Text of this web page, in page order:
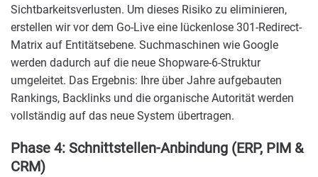
Sichtbarkeitsverlusten. Um dieses Risiko zu eliminieren,
erstellen wir vor dem Go-Live eine lückenlose 301-Redirect-
Matrix auf Entitätsebene. Suchmaschinen wie Google
werden dadurch auf die neue Shopware-6-Struktur
umgeleitet. Das Ergebnis: Ihre über Jahre aufgebauten
Rankings, Backlinks und die organische Autorität werden
vollständig auf das neue System übertragen.
Phase 4: Schnittstellen-Anbindung (ERP, PIM &
CRM)